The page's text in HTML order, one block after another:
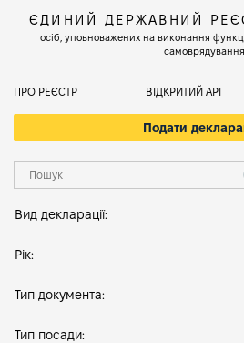
ЄДИНИЙ ДЕРЖАВНИЙ
осіб, уповноважених на виконання
самоврядування
ПРО РЕЄСТР ВІДКРИТИЙ АРІ
Подати
Вид декларації:
Рік:
Тип документа:
Тип посади: